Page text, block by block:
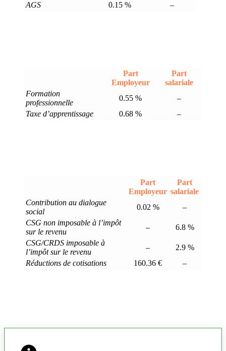
AGS
0.15 % –
Part
Employeur
Part
salariale
Formation
professionnelle
0.55 %
–
Taxe d’apprentissage
0.68 % –
Part
Employeur
Part
salariale
Contribution au dialogue
social
0.02 %
–
CSG non imposable à l’impôt
sur le revenu
–
6.8 %
CSG/CRDS imposable à
l’impôt sur le revenu
–
2.9 %
Réductions de cotisations
160.36 € –